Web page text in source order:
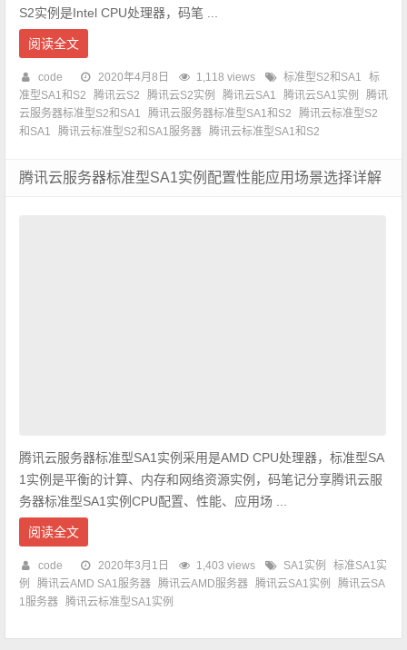
S2实例是Intel CPU处理器，码笔 ...
阅读全文
code 2020年4月8日 1,118 views 标准型S2和SA1
标
准型SA1和S2
腾讯云S2 腾讯云S2实例 腾讯云SA1 腾讯云SA1实例
腾讯
云服务器标准型S2和SA1
腾讯云服务器标准型SA1和S2
腾讯云标准型S2
和SA1
腾讯云标准型S2和SA1服务器 腾讯云标准型SA1和S2
腾讯云服务器标准型SA1实例配置性能应用场景选择详解
腾讯云服务器标准型SA1实例采用是AMD CPU处理器，标准型SA
1实例是平衡的计算、内存和网络资源实例，码笔记分享腾讯云服
务器标准型SA1实例CPU配置、性能、应用场 ...
阅读全文
code 2020年3月1日 1,403 views SA1实例
标准SA1实
例
腾讯云AMD SA1服务器 腾讯云AMD服务器 腾讯云SA1实例
腾讯云SA
1服务器 腾讯云标准型SA1实例